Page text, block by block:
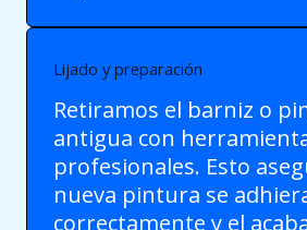
Lijado y preparación
Retiramos el barniz o
antigua con
profesionales. Esto
nueva pintura se
correctamente y el